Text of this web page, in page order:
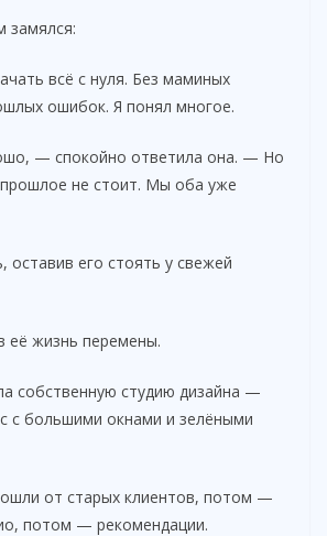
замялся:
всё с нуля. Без маминых
ошибок. Я понял многое.
— спокойно ответила она. — Но
не стоит. Мы оба уже
оставив его стоять у свежей
её жизнь перемены.
собственную студию дизайна —
с большими окнами и зелёными
от старых клиентов, потом —
потом — рекомендации.